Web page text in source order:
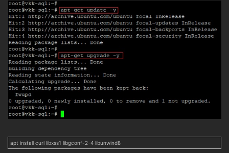
apt install curl libxss1 libgconf-2-4 libunwind8